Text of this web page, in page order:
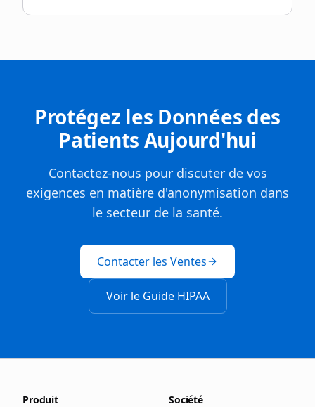
Protégez les Données des
Patients Aujourd'hui
Contactez-nous pour discuter de vos
exigences en matière d'anonymisation dans
le secteur de la santé.
Contacter les Ventes
Voir le Guide HIPAA
Produit Société